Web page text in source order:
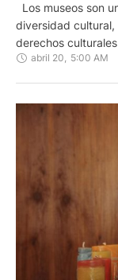
Los museos son
diversidad
derechos
difundir las huellas
una …
abril 20 5:00 AM